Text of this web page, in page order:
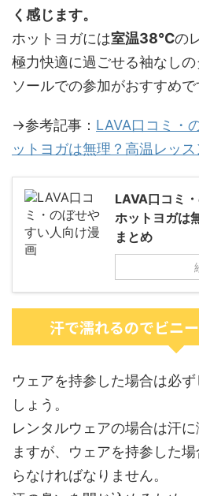
く感じます。
ホットヨガには室温38℃の
極力快適に過ごせる袖なし
ソールでの参加がおすすめで
→参考記事： LAVA口コミ・
ットヨガは無理？高温レッ
LAVA口コミ
ホットヨガは
まとめ
汗で濡れるのでビニ
ウェアを持参した場合は必ず
しょう。
レンタルウェアの場合は汗
ますが、ウェアを持参した
らなければなりません。